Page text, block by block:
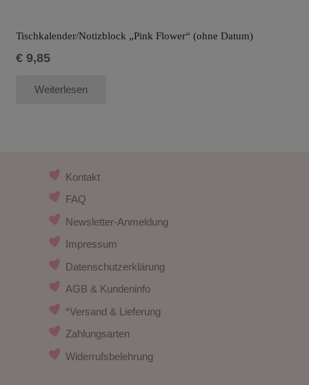
Tischkalender/Notizblock „Pink Flower“ (ohne Datum)
€9,85
Weiterlesen
Kontakt
FAQ
Newsletter-Anmeldung
Impressum
Datenschutzerklärung
AGB & Kundeninfo
*Versand & Lieferung
Zahlungsarten
Widerrufsbelehrung